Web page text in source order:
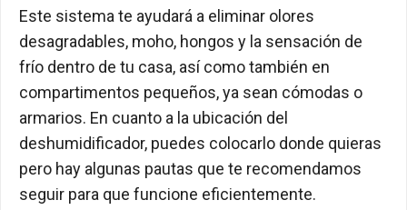
Este sistema te ayudará a eliminar olores
desagradables, moho, hongos y la sensación de
frío dentro de tu casa, así como también en
compartimentos pequeños, ya sean cómodas o
armarios. En cuanto a la ubicación del
deshumidificador, puedes colocarlo donde quieras
pero hay algunas pautas que te recomendamos
seguir para que funcione eficientemente.